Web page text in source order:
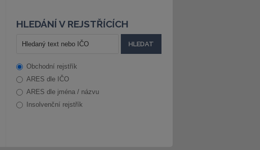
HLEDÁNÍ V REJSTŘÍCÍCH
Obchodní rejstřík
ARES dle IČO
ARES dle jména / názvu
Insolvenční rejstřík